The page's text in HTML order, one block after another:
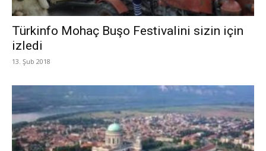
Türkinfo Mohaç Buşo Festivalini sizin için
izledi
13. Şub 2018